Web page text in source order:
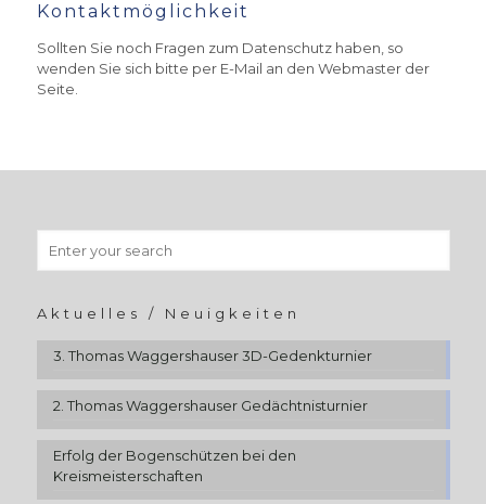
Kontaktmöglichkeit
Sollten Sie noch Fragen zum Datenschutz haben, so
wenden Sie sich bitte per E-Mail an den Webmaster der
Seite.
Aktuelles / Neuigkeiten
3. Thomas Waggershauser 3D-Gedenkturnier
2. Thomas Waggershauser Gedächtnisturnier
Erfolg der Bogenschützen bei den
Kreismeisterschaften